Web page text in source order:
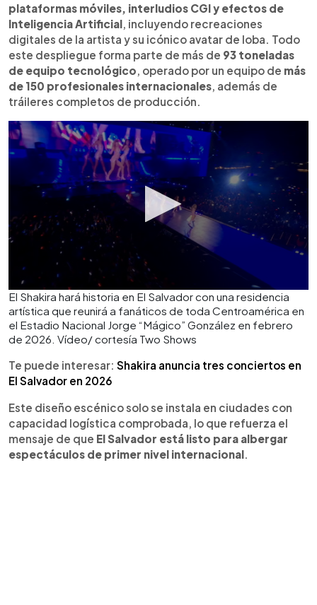
plataformas móviles, interludios CGI y efectos de
Inteligencia Artificial, incluyendo recreaciones
digitales de la artista y su icónico avatar de loba. Todo
este despliegue forma parte de más de 93 toneladas
de equipo tecnológico, operado por un equipo de más
de 150 profesionales internacionales, además de
tráileres completos de producción.
El Shakira hará historia en El Salvador con una residencia
artística que reunirá a fanáticos de toda Centroamérica en
el Estadio Nacional Jorge “Mágico” González en febrero
de 2026. Vídeo/ cortesía Two Shows
Te puede interesar: Shakira anuncia tres conciertos en
El Salvador en 2026
Este diseño escénico solo se instala en ciudades con
capacidad logística comprobada, lo que refuerza el
mensaje de que El Salvador está listo para albergar
espectáculos de primer nivel internacional